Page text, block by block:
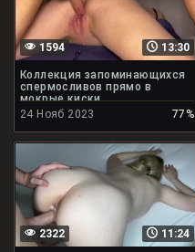
13:30
1594
Коллекция запоминающихся
спермосливов прямо в
мокрые киски
24 Нояб 2023
77%
11:24
2322